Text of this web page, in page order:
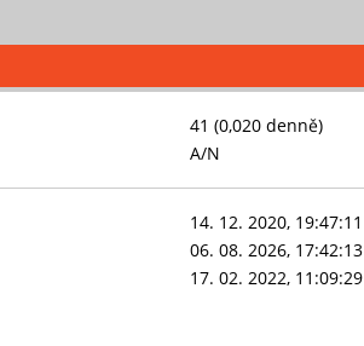
41 (0,020 denně)
A/N
14. 12. 2020, 19:47:11
06. 08. 2026, 17:42:13
17. 02. 2022, 11:09:29